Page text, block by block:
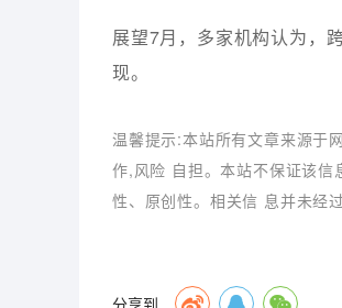
展望7月，多家机构认为，
现。
温馨提示:本站所有文章来源于
作,风险 自担。本站不保证该
性、原创性。相关信 息并未经
分享到